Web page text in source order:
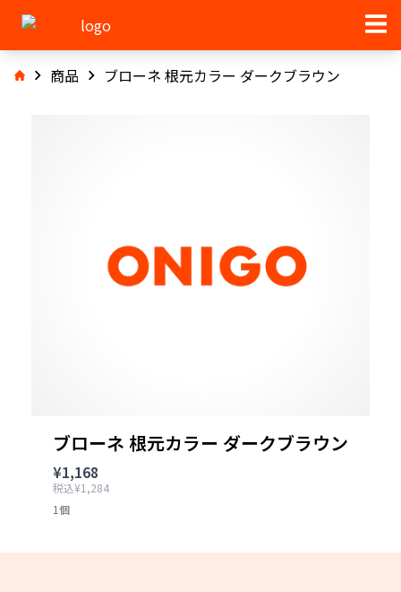
商品 ブローネ 根元カラー ダークブラウン
ブローネ 根元カラー ダークブラウン
¥1,168
税込¥1,284
1個